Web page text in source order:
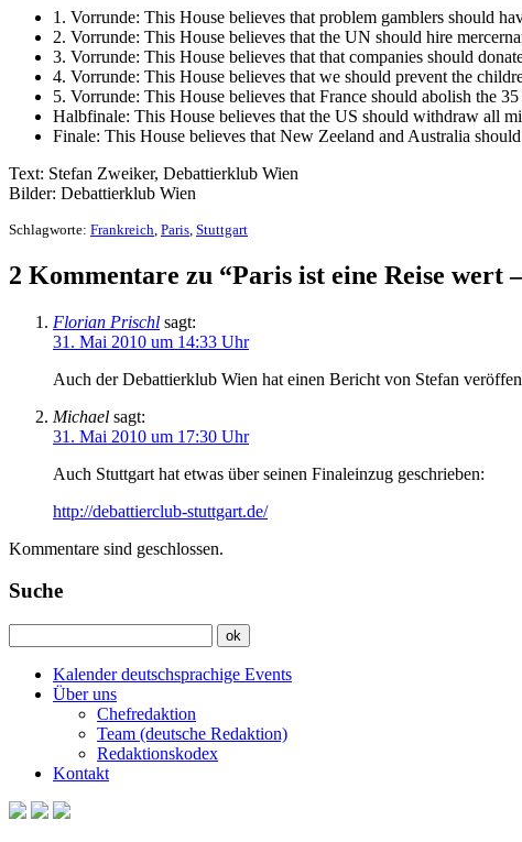
1. Vorrunde: This House believes that problem gamblers should
2. Vorrunde: This House believes that the UN should hire
3. Vorrunde: This House believes that that companies should
4. Vorrunde: This House believes that we should prevent the
5. Vorrunde: This House believes that France should abolish the
Halbfinale: This House believes that the US should withdraw all
Finale: This House believes that New Zeeland and Australia
Text: Stefan Zweiker, Debattierklub Wien
Bilder: Debattierklub Wien
Schlagworte: Frankreich Paris Stuttgart
2 Kommentare zu “Paris ist eine Reise wert
Florian Prischl sagt:
31. Mai 2010 um 14:33 Uhr
Auch der Debattierklub Wien hat einen Bericht von Stefan
Michael sagt:
31. Mai 2010 um 17:30 Uhr
Auch Stuttgart hat etwas über seinen Finaleinzug geschrieben:
http://debattierclub-stuttgart.de/
Kommentare sind geschlossen.
Suche
Kalender deutschsprachige Events
Über uns
Chefredaktion
Team (deutsche Redaktion)
Redaktionskodex
Kontakt